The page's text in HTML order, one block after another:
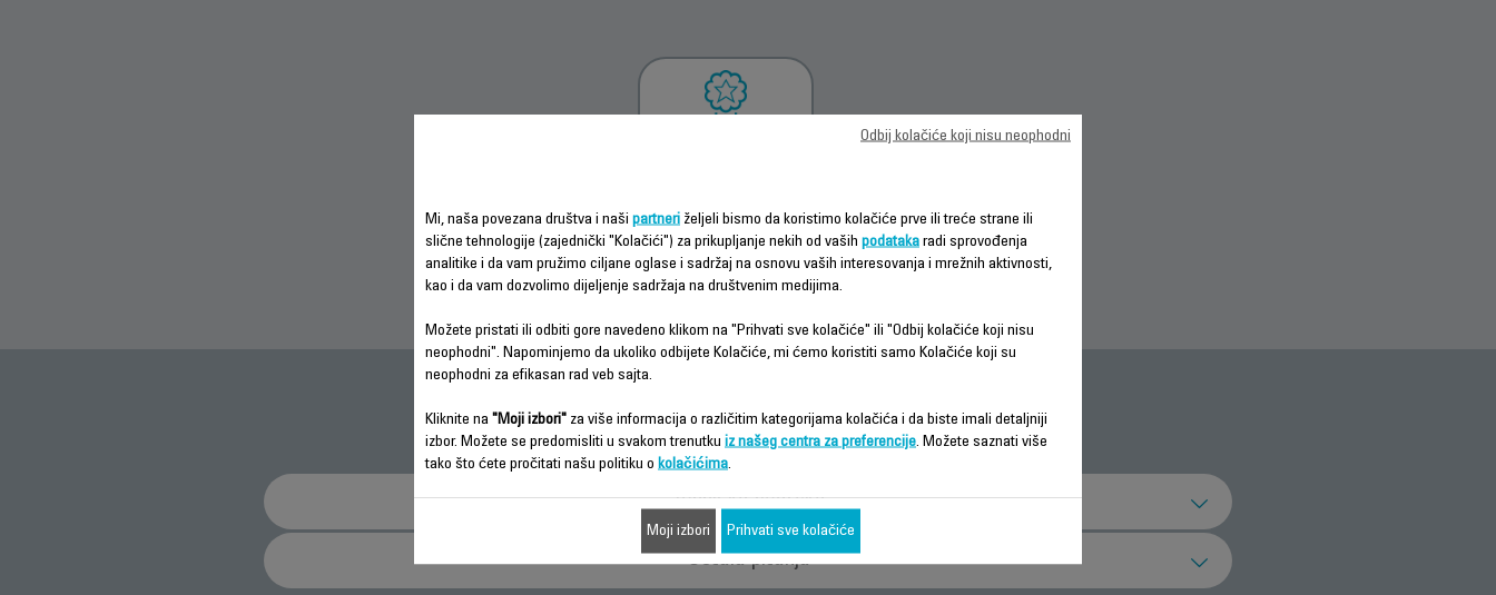
Česta pitanja
Tehnička podrška
Šta treba da uradim ukoliko je strujni kabl mog aparata oštećen?
Ostala pitanja
Mi, naša povezana društva i naši partneri željeli bismo da koristimo kolačiće prve ili treće strane ili
slične tehnologije (zajednički "Kolačići") za prikupljanje nekih od vaših podataka radi sprovođenja
analitike i da vam pružimo ciljane oglase i sadržaj na osnovu vaših interesovanja i mrežnih aktivnosti,
kao i da vam dozvolimo dijeljenje sadržaja na društvenim medijima.
Možete pristati ili odbiti gore navedeno klikom na "Prihvati sve kolačiće" ili "Odbij kolačiće koji nisu
neophodni". Napominjemo da ukoliko odbijete Kolačiće, mi ćemo koristiti samo Kolačiće koji su
neophodni za efikasan rad veb sajta.
Kliknite na "Moji izbori" za više informacija o različitim kategorijama kolačića i da biste imali detaljniji
izbor. Možete se predomisliti u svakom trenutku iz našeg centra za preferencije. Možete saznati više
tako što ćete pročitati našu politiku o kolačićima.
Odbij kolačiće koji nisu neophodni
Moji izbori Prihvati sve kolačiće